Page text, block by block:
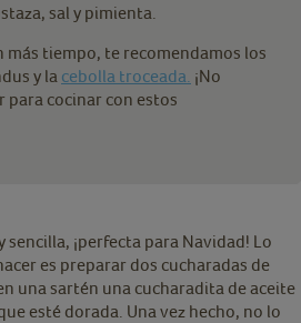
sal y pimienta.
más tiempo, te recomendamos los
y la cebolla troceada. ¡No
para cocinar con estos
sencilla, ¡perfecta para Navidad! Lo
es preparar dos cucharadas de
una sartén una cucharadita de aceite
esté dorada. Una vez hecho, no lo